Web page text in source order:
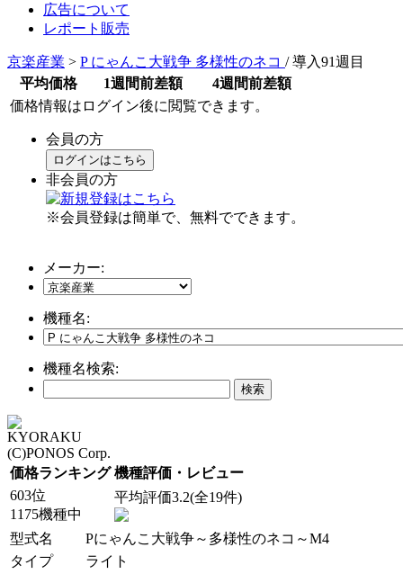
広告について
レポート販売
京楽産業 > P にゃんこ大戦争 多様性のネコ / 導入91週目
平均価格
1週間前差額
4週間前差額
価格情報はログイン後に閲覧できます。
会員の方
ログインはこちら
非会員の方
※会員登録は簡単で、無料でできます。
メーカー:
機種名:
機種名検索:
KYORAKU
(C)PONOS Corp.
価格ランキング 機種評価・レビュー
603位
1175機種中
平均評価3.2(全19件)
型式名
Pにゃんこ大戦争～多様性のネコ～M4
タイプ
ライト